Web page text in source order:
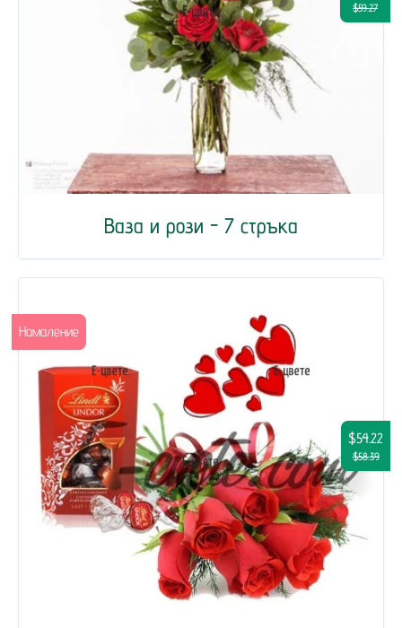
Ваза и рози - 7 стръка
$59.27
$54.22
$58.39
Намаление